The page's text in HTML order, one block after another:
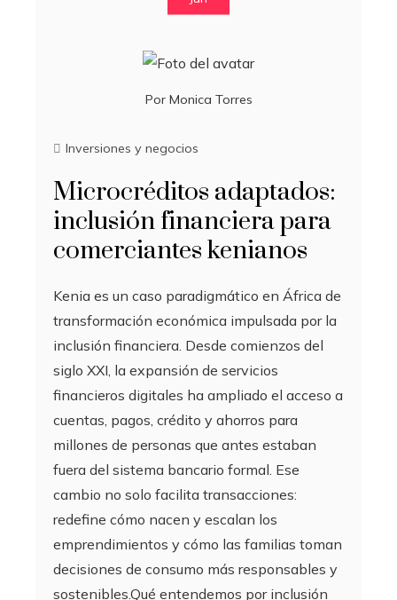
Por Monica Torres
Inversiones y negocios
Microcréditos adaptados:
inclusión financiera para
comerciantes kenianos
Kenia es un caso paradigmático en África de
transformación económica impulsada por la
inclusión financiera. Desde comienzos del
siglo XXI, la expansión de servicios
financieros digitales ha ampliado el acceso a
cuentas, pagos, crédito y ahorros para
millones de personas que antes estaban
fuera del sistema bancario formal. Ese
cambio no solo facilita transacciones:
redefine cómo nacen y escalan los
emprendimientos y cómo las familias toman
decisiones de consumo más responsables y
sostenibles.Qué entendemos por inclusión